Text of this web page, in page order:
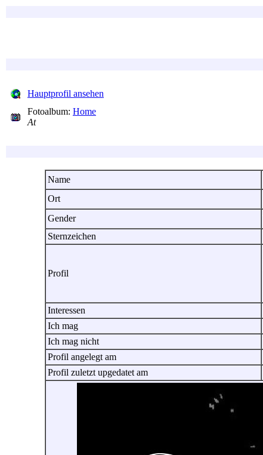
Hauptprofil ansehen
Fotoalbum: Home
At
Name
Ort
Gender
Sternzeichen
Profil
Interessen
Ich mag
Ich mag nicht
Profil angelegt am
Profil zuletzt upgedatet am